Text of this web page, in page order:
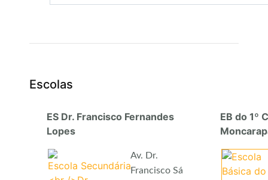
Escolas
ES Dr. Francisco Fernandes
Lopes
EB do 1º
Av. Dr.
Francisco Sá